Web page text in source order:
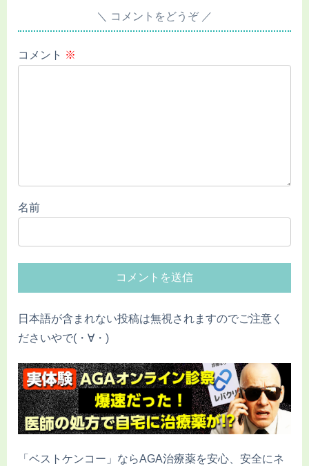
コメントをどうぞ
コメント ※
名前
日本語が含まれない投稿は無視されますのでご注意く
ださいやで(・∀・)
「ベストケンコー」ならAGA治療薬を安心、安全にネ